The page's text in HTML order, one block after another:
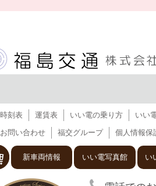
時刻表 運賃表 いい電の乗り方 いい
お問い合わせ
福交グループ 個人情報保
新車両情報 いい電写真館 い